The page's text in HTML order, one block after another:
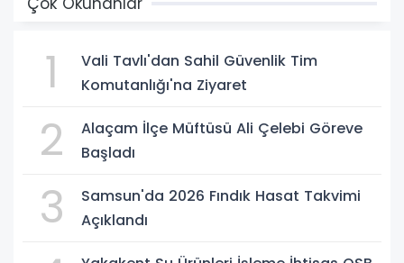
1
Vali Tavlı'dan Sahil Güvenlik Tim
Komutanlığı'na Ziyaret
2
Alaçam İlçe Müftüsü Ali Çelebi Göreve
Başladı
3
Samsun'da 2026 Fındık Hasat Takvimi
Açıklandı